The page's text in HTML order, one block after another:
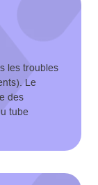
les troubles
Le
des
tube